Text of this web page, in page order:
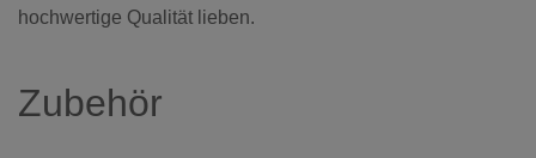
hochwertige Qualität lieben.
Zubehör